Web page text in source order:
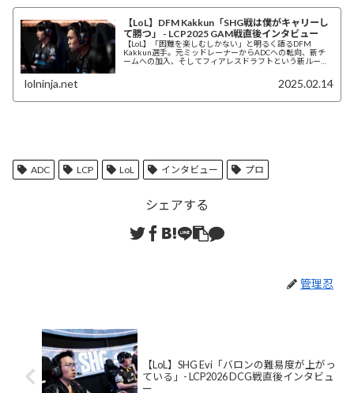
【LoL】DFM Kakkun「SHG戦は僕がキャリーし
て勝つ」 - LCP2025 GAM戦直後インタビュー
【LoL】「困難を楽しむしかない」と明るく語るDFM
Kakkun選手。元ミッドレーナーからADCへの転向、新チ
ームへの加入、そしてフィアレスドラフトという新ルール
プレイスタイルを追求する彼の想いに迫るインタビュー。
lolninja.net 2025.02.14
ADC LCP LoL インタビュー プロ
シェアする
管理忍
【LoL】SHG Evi「バロンの難易度が上がっ
ている」- LCP2026 DCG戦直後インタビュ
ー